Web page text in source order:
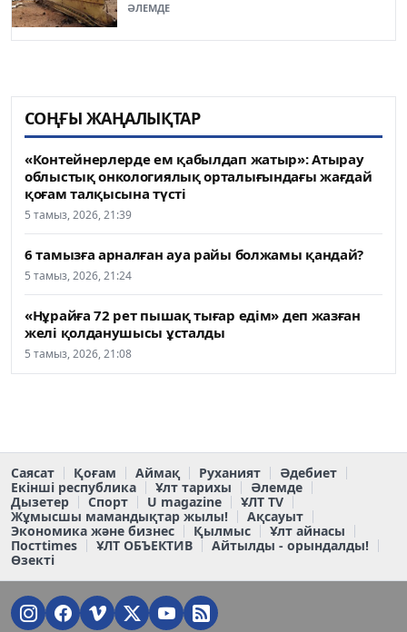
ӘЛЕМДЕ
СОҢҒЫ ЖАҢАЛЫҚТАР
«Контейнерлерде ем қабылдап жатыр»: Атырау
облыстық онкологиялық орталығындағы жағдай
қоғам талқысына түсті
5 тамыз, 2026, 21:39
6 тамызға арналған ауа райы болжамы қандай?
5 тамыз, 2026, 21:24
«Нұрайға 72 рет пышақ тығар едім» деп жазған
желі қолданушысы ұсталды
5 тамыз, 2026, 21:08
Саясат Қоғам Аймақ Руханият
Әдебиет
Екінші республика
Ұлт тарихы
Әлемде
Дызетер
Спорт U magazine
ҰЛТ TV
Жұмысшы мамандықтар жылы!
Ақсауыт
Экономика және бизнес
Қылмыс
Ұлт айнасы
Постtimes
ҰЛТ ОБЪЕКТИВ
Айтылды - орындалды!
Өзекті